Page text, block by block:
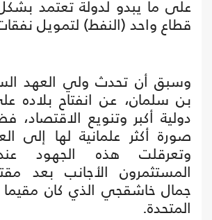
على ما يبدو لدولة تعتمد
قطاع واحد (النفط) لتمويل
وسبق أن تحدث ولي العهد
بن سلمان، عن انفتاح بلاده
دولية أكبر وتنويع الاقتصاد،
صورة أكثر علمانية لها إلى
وتعرقلت هذه الجهود
المستثمرون الأجانب بعد
جمال خاشقجي الذي كان
المتحدة.